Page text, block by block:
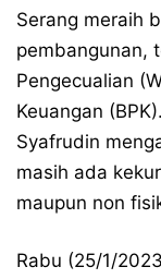
Serang meraih
pembangunan,
Pengecualian
Keuangan
Syafrudin
masih ada
maupun non
Rabu (25/1/